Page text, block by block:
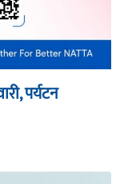
पर्यटन